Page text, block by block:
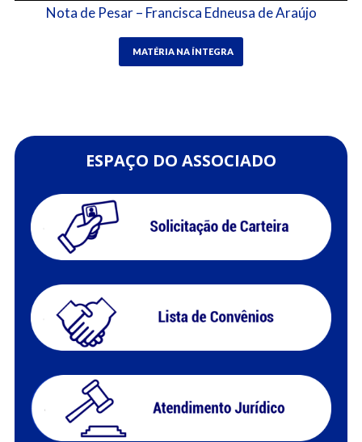
Nota de Pesar – Francisca Edneusa de Araújo
MATÉRIA NA ÍNTEGRA
ESPAÇO DO ASSOCIADO